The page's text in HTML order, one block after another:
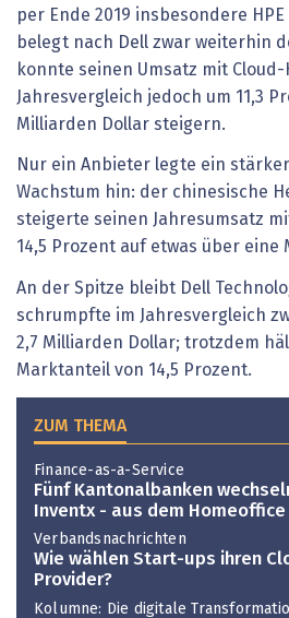
per Ende 2019 insbesondere
belegt nach Dell zwar weiterhin
konnte seinen Umsatz mit
Jahresvergleich jedoch um 11,3
Milliarden Dollar steigern.
Nur ein Anbieter legte ein
Wachstum hin: der chinesische
steigerte seinen Jahresumsatz
14,5 Prozent auf etwas über eine
An der Spitze bleibt Dell
schrumpfte im Jahresvergleich
2,7 Milliarden Dollar; trotzdem
Marktanteil von 14,5 Prozent.
ZUM THEMA
Finance-as-a-Service
Fünf Kantonalbanken
Inventx - aus dem Homeoffice
Verbandsnachrichten
Wie wählen Start-ups ihren
Provider?
Kolumne: Die digitale